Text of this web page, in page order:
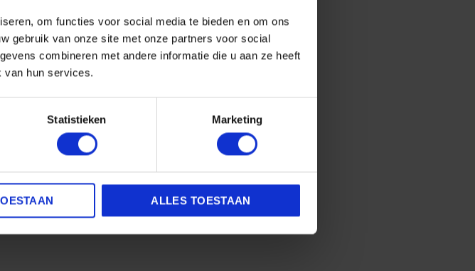
om functies voor social media te bieden en om ons
gebruik van onze site met onze partners voor social
combineren met andere informatie die u aan ze heeft
van hun services.
Statistieken Marketing
ALLES TOESTAAN
bescherm je de verflaag tegen regen en krassen. Voeg